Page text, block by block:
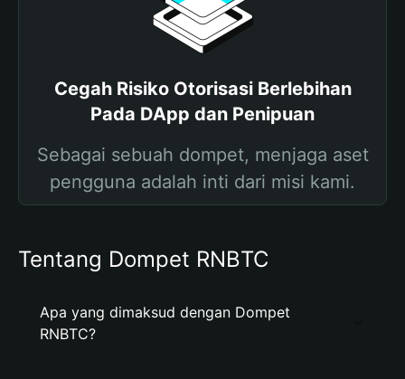
Cegah Risiko Otorisasi Berlebihan
Pada DApp dan Penipuan
Sebagai sebuah dompet, menjaga aset
pengguna adalah inti dari misi kami.
Tentang Dompet RNBTC
Apa yang dimaksud dengan Dompet
RNBTC?